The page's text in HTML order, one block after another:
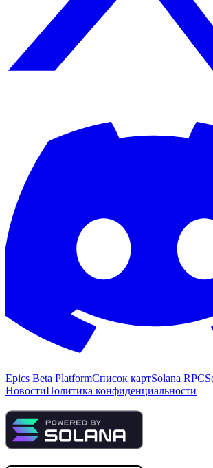
Epics Beta PlatformСписок картSolana RPC
НовостиПолитика конфиденциальности